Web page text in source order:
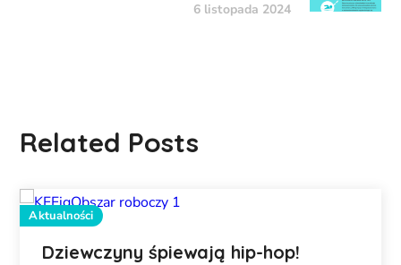
6 listopada 2024
Related Posts
Aktualności
Dziewczyny śpiewają hip-hop!